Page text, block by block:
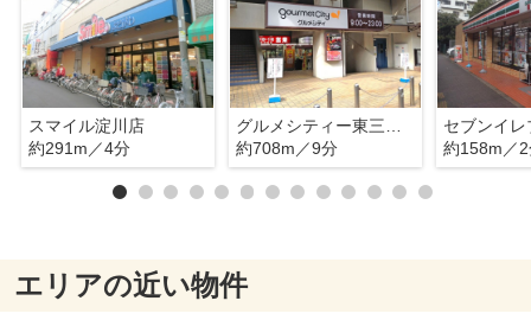
スマイル淀川店
約291m／4分
約708m／9分
約158m／
エリアの近い物件